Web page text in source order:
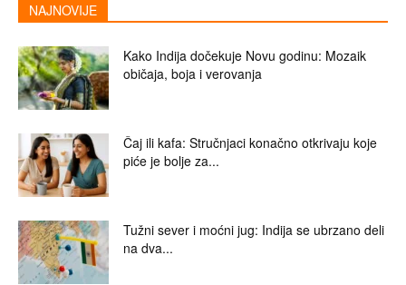
NAJNOVIJE
Kako Indija dočekuje Novu godinu: Mozaik
običaja, boja i verovanja
Čaj ili kafa: Stručnjaci konačno otkrivaju koje
piće je bolje za...
Tužni sever i moćni jug: Indija se ubrzano deli
na dva...